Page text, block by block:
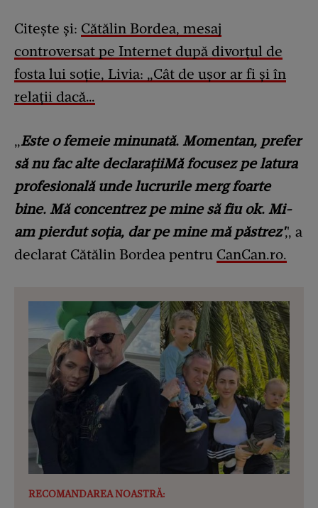
Citește și: Cătălin Bordea, mesaj
controversat pe Internet după divorțul de
fosta lui soție, Livia: „Cât de ușor ar fi și în
relații dacă…
„Este o femeie minunată. Momentan, prefer
să nu fac alte declarațiiMă focusez pe latura
profesională unde lucrurile merg foarte
bine. Mă concentrez pe mine să fiu ok. Mi-
am pierdut soția, dar pe mine mă păstrez',', a
declarat Cătălin Bordea pentru CanCan.ro.
RECOMANDAREA NOASTRĂ: